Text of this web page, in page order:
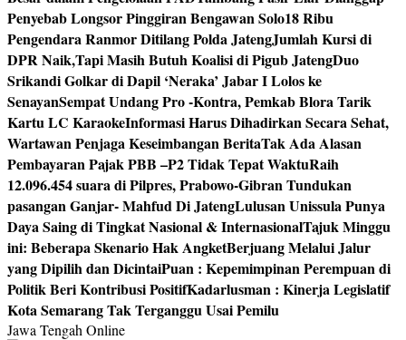
Penyebab Longsor Pinggiran Bengawan Solo18 Ribu
Pengendara Ranmor Ditilang Polda JatengJumlah Kursi di
DPR Naik,Tapi Masih Butuh Koalisi di Pigub JatengDuo
Srikandi Golkar di Dapil ‘Neraka’ Jabar I Lolos ke
SenayanSempat Undang Pro -Kontra, Pemkab Blora Tarik
Kartu LC KaraokeInformasi Harus Dihadirkan Secara Sehat,
Wartawan Penjaga Keseimbangan BeritaTak Ada Alasan
Pembayaran Pajak PBB –P2 Tidak Tepat WaktuRaih
12.096.454 suara di Pilpres, Prabowo-Gibran Tundukan
pasangan Ganjar- Mahfud Di JatengLulusan Unissula Punya
Daya Saing di Tingkat Nasional & InternasionalTajuk Minggu
ini: Beberapa Skenario Hak AngketBerjuang Melalui Jalur
yang Dipilih dan DicintaiPuan : Kepemimpinan Perempuan di
Politik Beri Kontribusi PositifKadarlusman : Kinerja Legislatif
Kota Semarang Tak Terganggu Usai Pemilu
Jawa Tengah Online